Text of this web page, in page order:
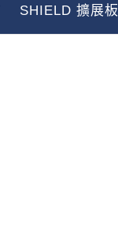
SHIELD 擴展板